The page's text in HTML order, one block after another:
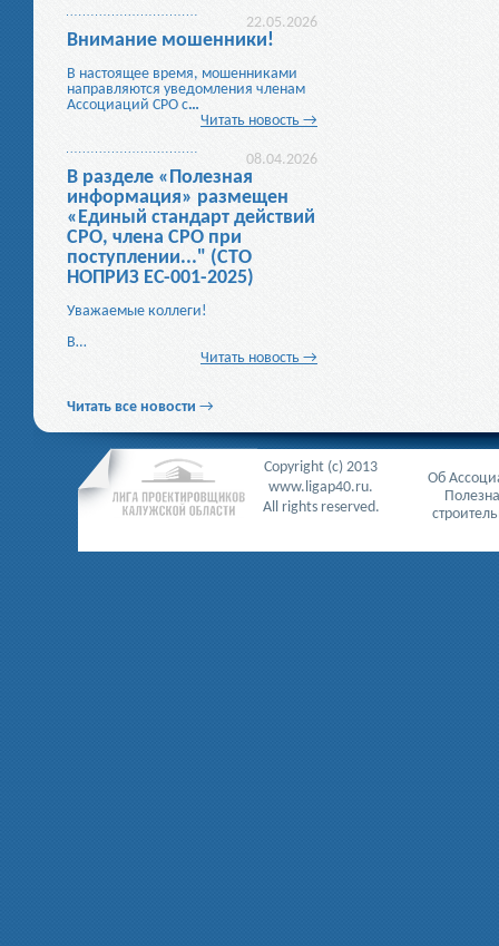
22.05.2026
Внимание мошенники!
В настоящее время, мошенниками
направляются уведомления членам
Ассоциаций СРО с…
Читать новость →
08.04.2026
В разделе «Полезная
информация» размещен
«Единый стандарт действий
СРО, члена СРО при
поступлении..." (СТО
НОПРИЗ ЕС-001-2025)
Уважаемые коллеги!
В…
Читать новость →
Читать все новости →
Copyright (c) 2013
www.ligap40.ru.
All rights reserved.
Об